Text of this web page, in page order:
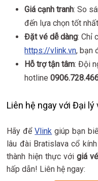
Giá cạnh tranh: So
đến lựa chọn tốt
Đặt vé dễ dàng: Chỉ
https://vlink.vn, bạn
Hỗ trợ tận tâm: Đội
hotline
Liên hệ ngay với Đại lý
Hãy đểVlink giúp bạn
lâu đài Bratislava cổ
thành hiện thực vớigiá
hấp dẫn! Liên hệ ngay: